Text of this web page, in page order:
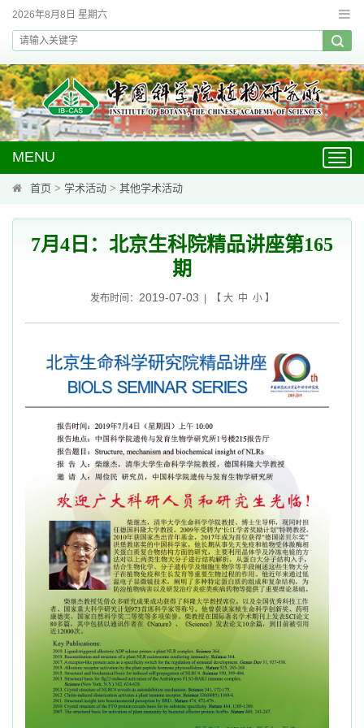
2026年8月8日 星期六
MENU
首页 > 学术活动 > 其他学术活动
7月4日：北京生科院精品讲座第165
期
发布时间： 2019-07-03 | 【 大 中 小】